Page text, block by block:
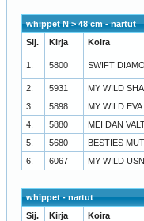
whippet N > 48 cm - nartut
Sij.
Kirja Koira
1. 5800 SWIFT
2. 5931 MY WILD
3.
5898 MY WILD
4.
5880 MEI DAN
5.
5680 BESTIES
6.
6067 MY WILD
whippet - nartut
Sij.
Kirja Koira